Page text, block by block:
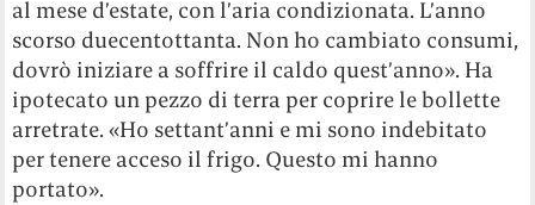
al mese d’estate, con l’aria condizionata. L’anno
scorso duecentottanta. Non ho cambiato consumi,
dovrò iniziare a soffrire il caldo quest’anno». Ha
ipotecato un pezzo di terra per coprire le bollette
arretrate. «Ho settant’anni e mi sono indebitato
per tenere acceso il frigo. Questo mi hanno
portato».